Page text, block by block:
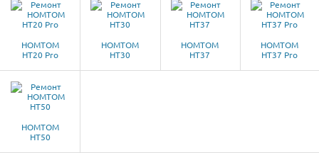
HOMTOM
HT20 Pro
HOMTOM
HT30
HOMTOM
HT37
HOMTOM
HT37 Pro
HOMTOM
HT50